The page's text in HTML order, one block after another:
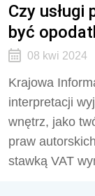
Czy
być
08 kwi 2024
Krajowa
interpretacji
wnętrz, jako
praw
stawką VAT